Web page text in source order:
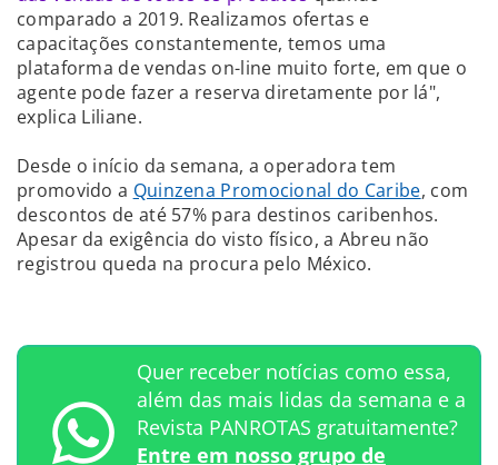
comparado a 2019. Realizamos ofertas e
capacitações constantemente, temos uma
plataforma de vendas on-line muito forte, em que o
agente pode fazer a reserva diretamente por lá",
explica Liliane.
Desde o início da semana, a operadora tem
promovido a Quinzena Promocional do Caribe, com
descontos de até 57% para destinos caribenhos.
Apesar da exigência do visto físico, a Abreu não
registrou queda na procura pelo México.
Quer receber notícias como essa,
além das mais lidas da semana e a
Revista PANROTAS gratuitamente?
Entre em nosso grupo de